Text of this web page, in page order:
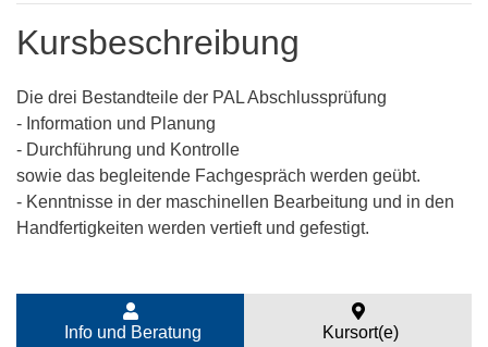
Kursbeschreibung
Die drei Bestandteile der PAL Abschlussprüfung
- Information und Planung
- Durchführung und Kontrolle
sowie das begleitende Fachgespräch werden geübt.
- Kenntnisse in der maschinellen Bearbeitung und in den
Handfertigkeiten werden vertieft und gefestigt.
Info und Beratung Kursort(e)